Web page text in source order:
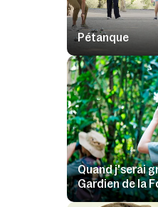
Pétanque
Quand j'serai
Gardien de la